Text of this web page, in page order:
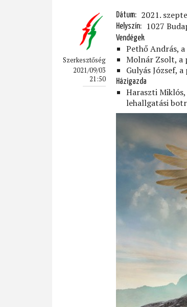
Szerkesztőség
2021/09/03
21:50
Dátum 2021.
Helyszín 1027
Vendégek
Pethő András,
Molnár Zsolt, a
Gulyás József,
Házigazda
Haraszti Miklós,
lehallgatási